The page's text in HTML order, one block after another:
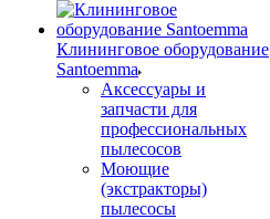
Клининговое оборудование
Santoemma
Аксессуары и
запчасти для
профессиональных
пылесосов
Моющие
(экстракторы)
пылесосы